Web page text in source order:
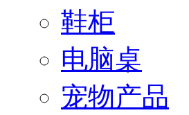
鞋柜
电脑桌
宠物产品